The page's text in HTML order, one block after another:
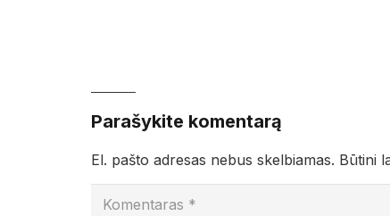
Parašykite komentarą
El. pašto adresas nebus skelbiamas. Būtini